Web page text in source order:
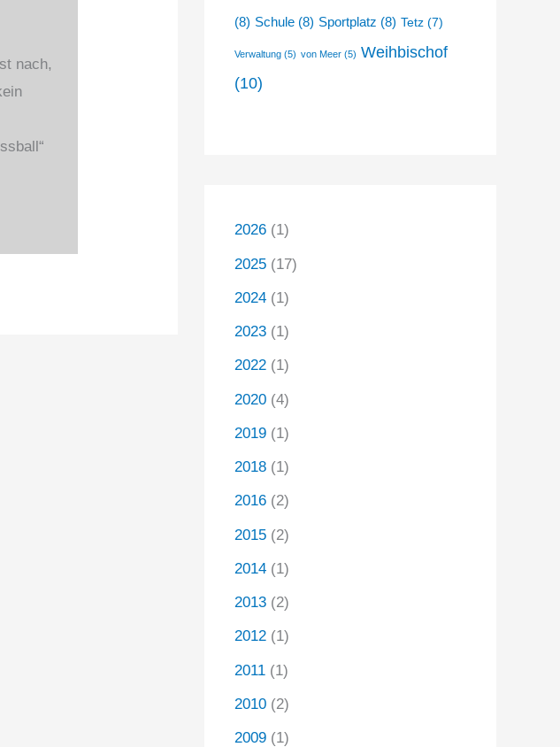
nach,
(8) Schule (8) Sportplatz (8) Tetz (7)
Verwaltung (5) von Meer (5) Weihbischof
(10)
2026 (1)
2025 (17)
2024 (1)
2023 (1)
2022 (1)
2020 (4)
2019 (1)
2018 (1)
2016 (2)
2015 (2)
2014 (1)
2013 (2)
2012 (1)
2011 (1)
2010 (2)
2009 (1)